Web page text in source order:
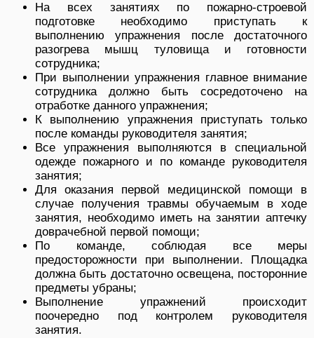
На всех занятиях по пожарно-строевой
подготовке необходимо приступать к
выполнению упражнения после достаточного
разогрева мышц туловища и готовности
сотрудника;
При выполнении упражнения главное внимание
сотрудника должно быть сосредоточено на
отработке данного упражнения;
К выполнению упражнения приступать только
после команды руководителя занятия;
Все упражнения выполняются в специальной
одежде пожарного и по команде руководителя
занятия;
Для оказания первой медицинской помощи в
случае получения травмы обучаемым в ходе
занятия, необходимо иметь на занятии аптечку
доврачебной первой помощи;
По команде, соблюдая все меры
предосторожности при выполнении. Площадка
должна быть достаточно освещена, посторонние
предметы убраны;
Выполнение упражнений происходит
поочередно под контролем руководителя
занятия.